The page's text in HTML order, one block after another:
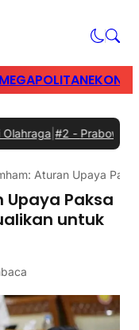
MEGAPOLITAN
|#2 - Prabowo Minta
Aturan Upaya
Paksa
untuk